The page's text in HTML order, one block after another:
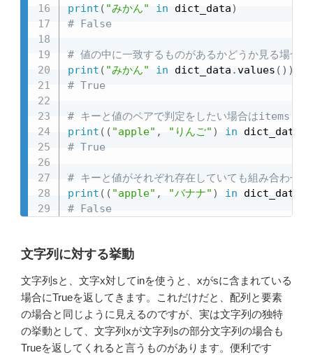
print ( "みかん" in dict_data)
# False
# 値の中に一致するものがあるかどうか見る場合
print ( "みかん" in dict_data .values ( ) )
# True
# キーと値のペアで判定をしたい場合はitems()メ
print ( ( "apple" , "りんご" ) in dict_data
# True
# キーと値がそれぞれ存在していても組み合わせ
print ( ( "apple" , "バナナ" ) in dict_data
# False
文字列に対する挙動
文字列sと、文字x対してinを使うと、xがsに含まれている
場合にTrueを返してきます。これだけだと、配列と要素
の場合と同じように見えるのですが、実は文字列の独特
の挙動として、文字列xが文字列sの部分文字列の場合も
Trueを返してくれると言うものがあります。便利です